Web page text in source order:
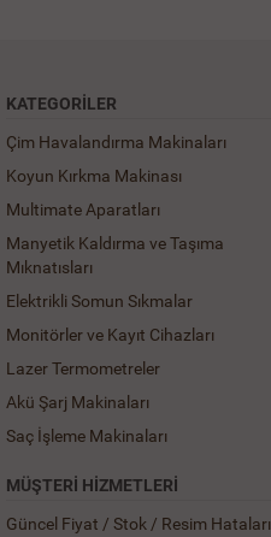
KATEGORILER
Çim Havalandırma Makinaları
Koyun Kırkma Makinası
Multimate Aparatları
Manyetik Kaldırma ve Taşıma
Mıknatısları
Elektrikli Somun Sıkmalar
Monitörler ve Kayıt Cihazları
Lazer Termometreler
Akü Şarj Makinaları
Saç İşleme Makinaları
MÜŞTERI HIZMETLERI
Güncel Fiyat / Stok / Resim Hataları